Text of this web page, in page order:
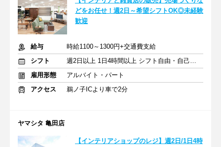
どをお任せ！週2日～希望シフトOK◎未経験
歓迎
給与
時給1100～1300円+交通費支給
シフト
週2日以上 1日4時間以上 シフト自由・自己申告
雇用形態
アルバイト・パート
アクセス
鵜ノ子ICより車で2分
ヤマシタ 亀田店
【インテリアショップのレジ】週2日/1日4時